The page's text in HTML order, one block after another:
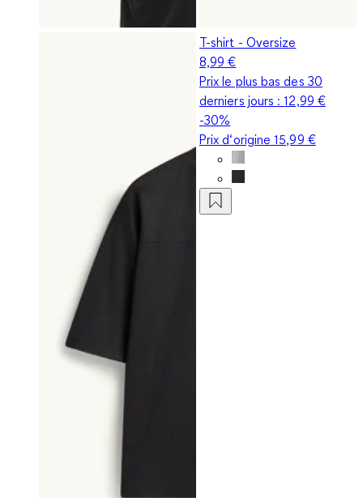
T-shirt - Oversize
8,99 €
Prix le plus bas des 30
derniers jours :12,99 €
-30%
Prix d‘origine15,99 €